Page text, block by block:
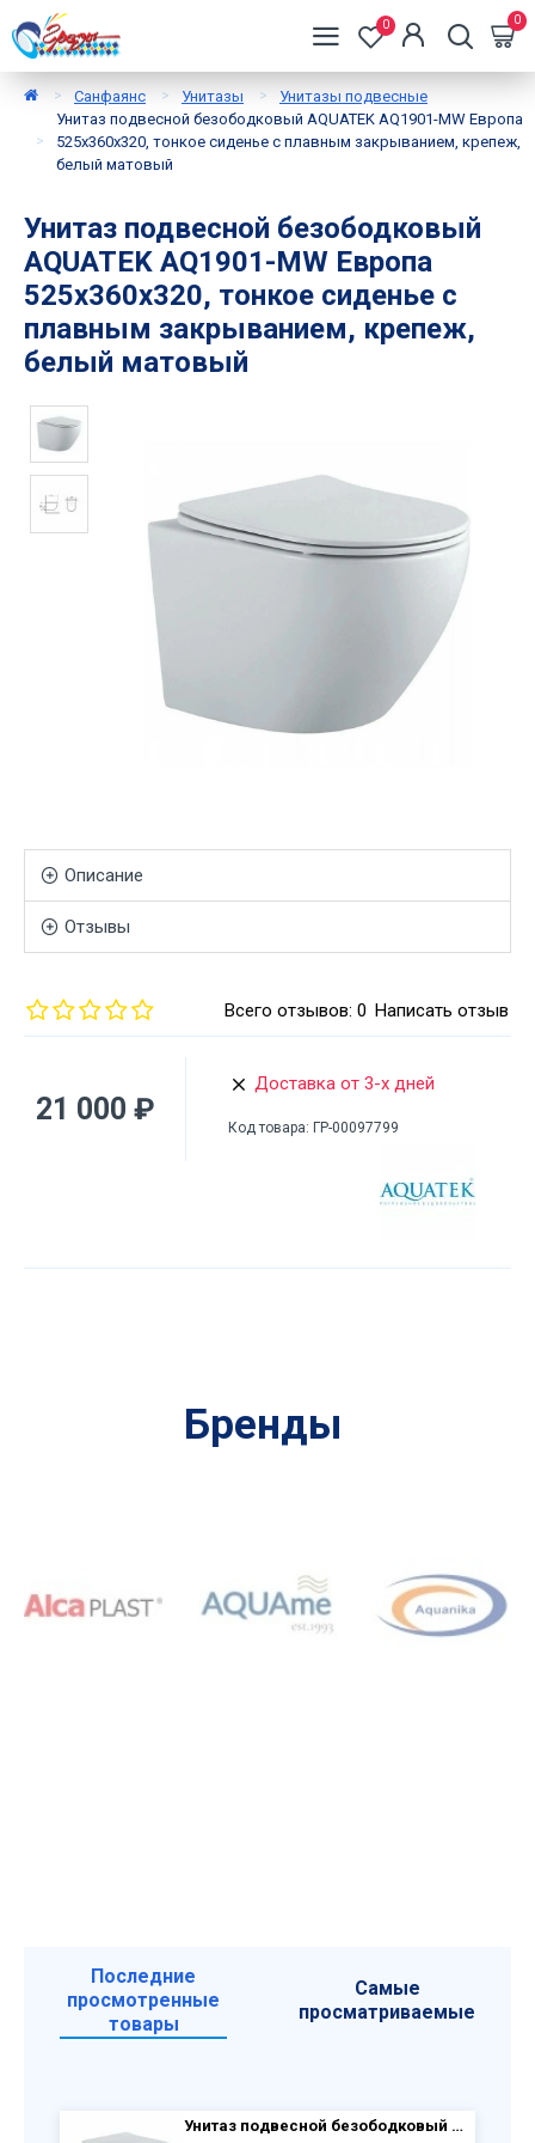
0 0
Санфаянс Унитазы
Унитазы подвесные
Унитаз подвесной безободковый AQUATEK AQ1901-MW Европа
525х360х320, тонкое сиденье с плавным закрыванием, крепеж,
белый матовый
Унитаз подвесной безободковый
AQUATEK AQ1901-MW Европа
525х360х320, тонкое сиденье с
плавным закрыванием, крепеж,
белый матовый
Описание
Отзывы
Всего отзывов: 0 Написать отзыв
21 000 ₽
Доставка от 3-х дней
Код товара: ГР-00097799
Бренды
Последние
просмотренные
товары
Самые
просматриваемые
Унитаз подвесной безободковый AQUATEK AQ1901-MW Европа 525х360х320, тонкое сиденье с плавным закрыванием, крепеж, белый матовый